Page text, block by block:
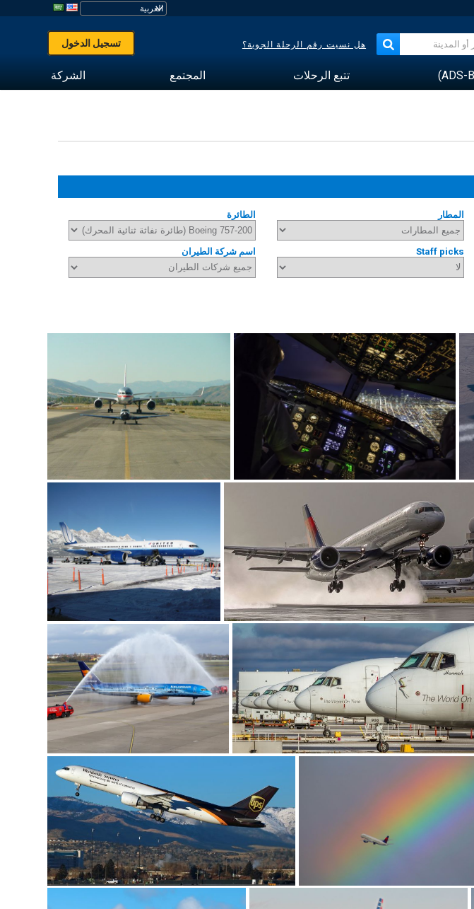
هل نسيت رقم الرحلة الجوية؟ تسجيل الدخول
تتبع الرحلات المجتمع الشركة
الطائرة المطار
اسم شركة الطيران Staff picks